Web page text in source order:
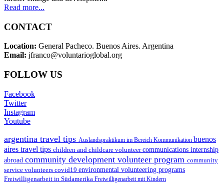
Read more...
CONTACT
Location: General Pacheco. Buenos Aires. Argentina
Email: jfranco@voluntarioglobal.org
FOLLOW US
Facebook
Twitter
Instagram
Youtube
argentina travel tips Auslandspraktikum im Bereich Kommunikation buenos
aires travel tips children and childcare volunteercommunications internship
abroad community development volunteer program community
service volunteers covid19 environmental volunteering programs
Freiwilligenarbeit in Südamerika Freiwilligenarbeit mit Kindern